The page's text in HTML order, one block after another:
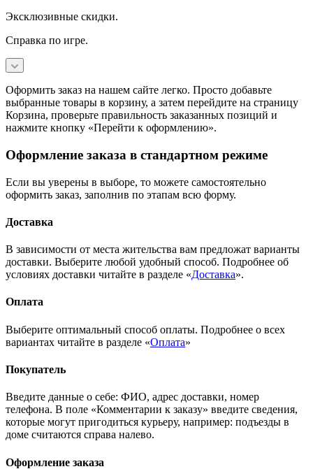
Эксклюзивные скидки.
Справка по игре.
Оформить заказ на нашем сайте легко. Просто добавьте
выбранные товары в корзину, а затем перейдите на страницу
Корзина, проверьте правильность заказанных позиций и
нажмите кнопку «Перейти к оформлению».
Оформление заказа в стандартном режиме
Если вы уверены в выборе, то можете самостоятельно
оформить заказ, заполнив по этапам всю форму.
Доставка
В зависимости от места жительства вам предложат варианты
доставки. Выберите любой удобный способ. Подробнее об
условиях доставки читайте в разделе «Доставка».
Оплата
Выберите оптимальный способ оплаты. Подробнее о всех
вариантах читайте в разделе «Оплата»
Покупатель
Введите данные о себе: ФИО, адрес доставки, номер
телефона. В поле «Комментарии к заказу» введите сведения,
которые могут пригодиться курьеру, например: подъезды в
доме считаются справа налево.
Оформление заказа